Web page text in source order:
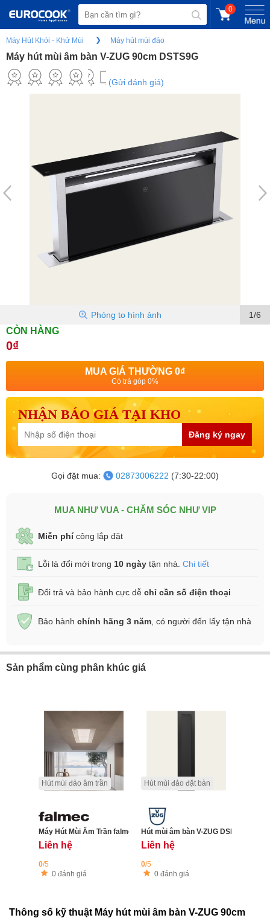
0
Máy Hút Khói - Khử Mùi Máy hút mùi đảo
Máy hút mùi âm bàn V-ZUG 90cm DSTS9G
(Gửi đánh giá)
1/6
Phóng to hình ảnh
CÒN HÀNG
0₫
MUA GIÁ THƯỜNG 0₫
Có trả góp 0%
NHẬN BÁO GIÁ TẠI KHO
Đăng ký ngay
Gọi đặt mua: 02873006222 (7:30-22:00)
MUA NHƯ VUA - CHĂM SÓC NHƯ VIP
Miễn phícông lắp đặt
Lỗi là đổi mới trong 10 ngày tận nhà. Chi tiết
Đổi trả và bảo hành cực dễ chỉ cần số điện thoại
Bảo hành chính hãng 3 năm , có người đến lấy tận nhà
Sản phẩm cùng phân khúc giá
Hút mùi đảo âm trần
Máy Hút Mùi Âm Trần falmec Nuvola 140
Liên hệ
0/5
0 đánh giá
Hút mùi đảo đặt bàn
Hút mùi âm bàn V-ZUG DSMS 11cm
Liên hệ
0/5
0 đánh giá
Thông số kỹ thuật Máy hút mùi âm bàn V-ZUG 90cm